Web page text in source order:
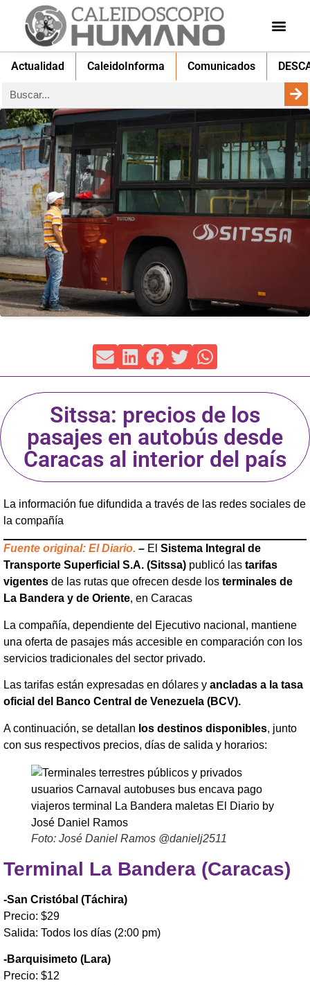
Actualidad CaleidoInforma Comunicados
Sitssa: precios de los
pasajes en autobús desde
Caracas al interior del país
La información fue difundida a través de las redes sociales de
la compañía
Fuente original: El Diario. – El Sistema Integral de
Transporte Superficial S.A. (Sitssa) publicó las tarifas
vigentes de las rutas que ofrecen desde los terminales de
La Bandera y de Oriente, en Caracas
La compañía, dependiente del Ejecutivo nacional, mantiene
una oferta de pasajes más accesible en comparación con los
servicios tradicionales del sector privado.
Las tarifas están expresadas en dólares y ancladas a la tasa
oficial del Banco Central de Venezuela (BCV).
A continuación, se detallan los destinos disponibles, junto
con sus respectivos precios, días de salida y horarios:
Foto: José Daniel Ramos @danielj2511
Terminal La Bandera (Caracas)
-San Cristóbal (Táchira)
Precio: $29
Salida: Todos los días (2:00 pm)
-Barquisimeto (Lara)
Precio: $12